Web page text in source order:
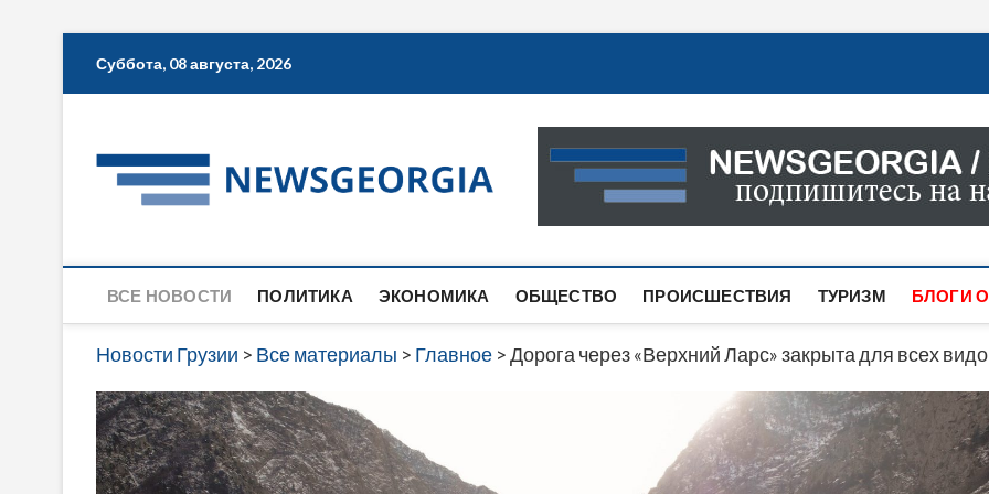
Суббота, 08 августа, 2026
Новости Грузии
САМАЯ АКТУАЛЬНАЯ ИНФОРМАЦИЯ О СОБЫТИЯХ
САЙТЕ ВЫ НАЙДЕТЕ НОВОСТИ ПОЛИТИКИ,
ВСЕ НОВОСТИ ПОЛИТИКА ЭКОНОМИКА ОБЩЕСТВО ПРОИСШЕСТВИЯ ТУРИЗМ БЛОГИ
Новости Грузии > Все материалы > Главное >Дорога через «Верхний Ларс» закрыта для всех